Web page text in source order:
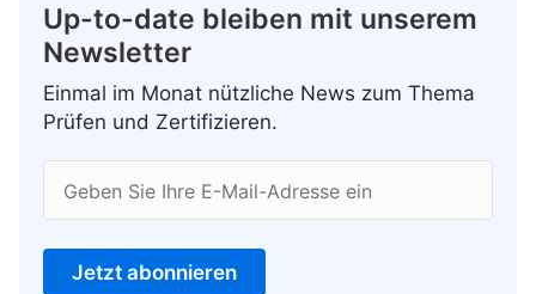
Up-to-date bleiben mit unserem
Newsletter
Einmal im Monat nützliche News zum Thema
Prüfen und Zertifizieren.
Geben Sie Ihre E-Mail-Adresse ein
Jetzt abonnieren